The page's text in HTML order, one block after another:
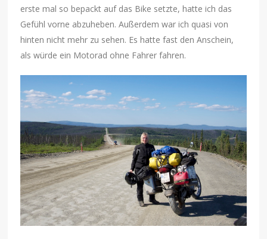
erste mal so bepackt auf das Bike setzte, hatte ich das
Gefühl vorne abzuheben. Außerdem war ich quasi von
hinten nicht mehr zu sehen. Es hatte fast den Anschein,
als würde ein Motorad ohne Fahrer fahren.